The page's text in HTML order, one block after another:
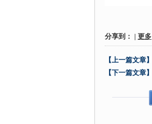
分享到： 更多
【上一篇文章】
【下一篇文章】